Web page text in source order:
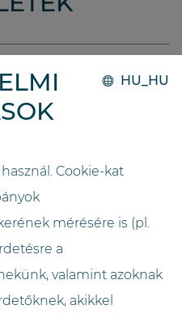
HU_HU
Cookie-kat
mérésére is (pl.
a
valamint azoknak
akikkel